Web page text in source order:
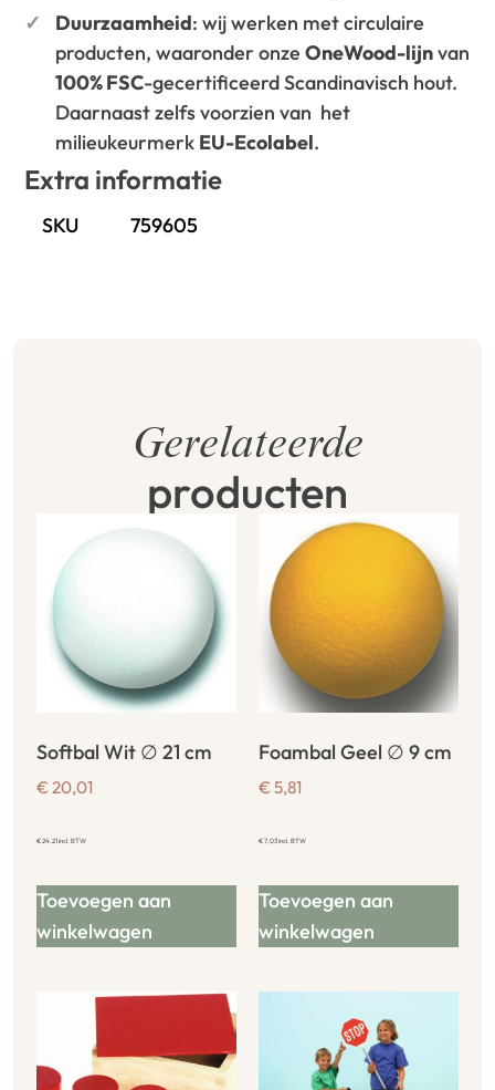
Duurzaamheid: wij werken met circulaire
producten, waaronder onzeOneWood-lijnvan
100% FSC-gecertificeerd Scandinavisch hout.
Daarnaast zelfs voorzien van het
milieukeurmerk EU-Ecolabel.
Extra informatie
SKU 759605
Gerelateerde
producten
Softbal Wit ∅ 21 cm
€ 20,01
€24,21incl. BTW
Toevoegen aan
winkelwagen
Foambal Geel ∅ 9 cm
€ 5,81
€7,03incl. BTW
Toevoegen aan
winkelwagen